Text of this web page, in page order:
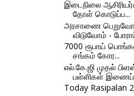
இடைநிலை
தோள் கொடுப்ப...
அரசாணை
விடுவோம் -
7000 ரூபாய்
சங்கம் கோர...
எல்.கே.ஜி முதல்
பள்ளிகள்
Today Rasipalan